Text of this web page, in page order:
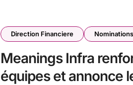
Direction Financiere Nominations
Meanings Infra
équipes et annonce